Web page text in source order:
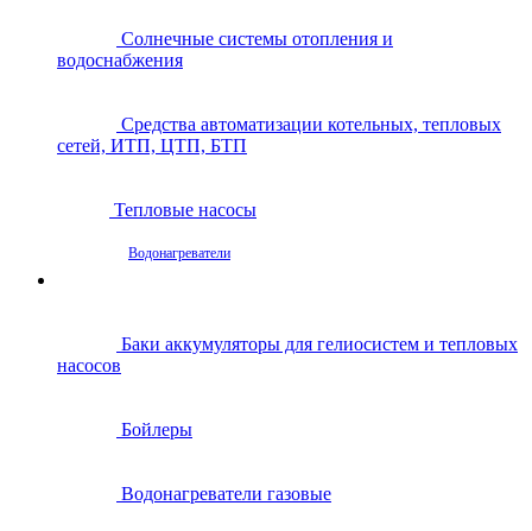
Солнечные системы отопления и
водоснабжения
Средства автоматизации котельных, тепловых
сетей, ИТП, ЦТП, БТП
Тепловые насосы
Водонагреватели
Баки аккумуляторы для гелиосистем и тепловых
насосов
Бойлеры
Водонагреватели газовые